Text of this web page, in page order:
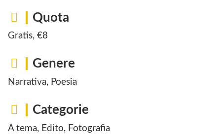
Quota
Gratis, €8
Genere
Narrativa, Poesia
Categorie
A tema, Edito, Fotografia